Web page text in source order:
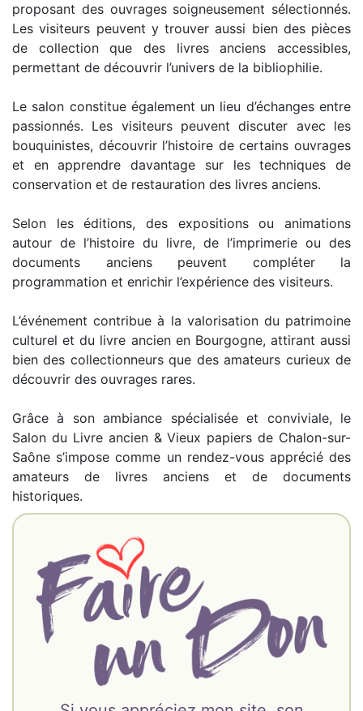
proposant des ouvrages soigneusement sélectionnés.
Les visiteurs peuvent y trouver aussi bien des pièces
de collection que des livres anciens accessibles,
permettant de découvrir l’univers de la bibliophilie.
Le salon constitue également un lieu d’échanges entre
passionnés. Les visiteurs peuvent discuter avec les
bouquinistes, découvrir l’histoire de certains ouvrages
et en apprendre davantage sur les techniques de
conservation et de restauration des livres anciens.
Selon les éditions, des expositions ou animations
autour de l’histoire du livre, de l’imprimerie ou des
documents anciens peuvent compléter la
programmation et enrichir l’expérience des visiteurs.
L’événement contribue à la valorisation du patrimoine
culturel et du livre ancien en Bourgogne, attirant aussi
bien des collectionneurs que des amateurs curieux de
découvrir des ouvrages rares.
Grâce à son ambiance spécialisée et conviviale, le
Salon du Livre ancien & Vieux papiers de Chalon-sur-
Saône s’impose comme un rendez-vous apprécié des
amateurs de livres anciens et de documents
historiques.